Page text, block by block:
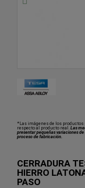
*Las imágenes de los
respecto al producto real. Las
presentar pequeñas variaciones
proceso de fabricación.
CERRADURA
HIERRO
PASO